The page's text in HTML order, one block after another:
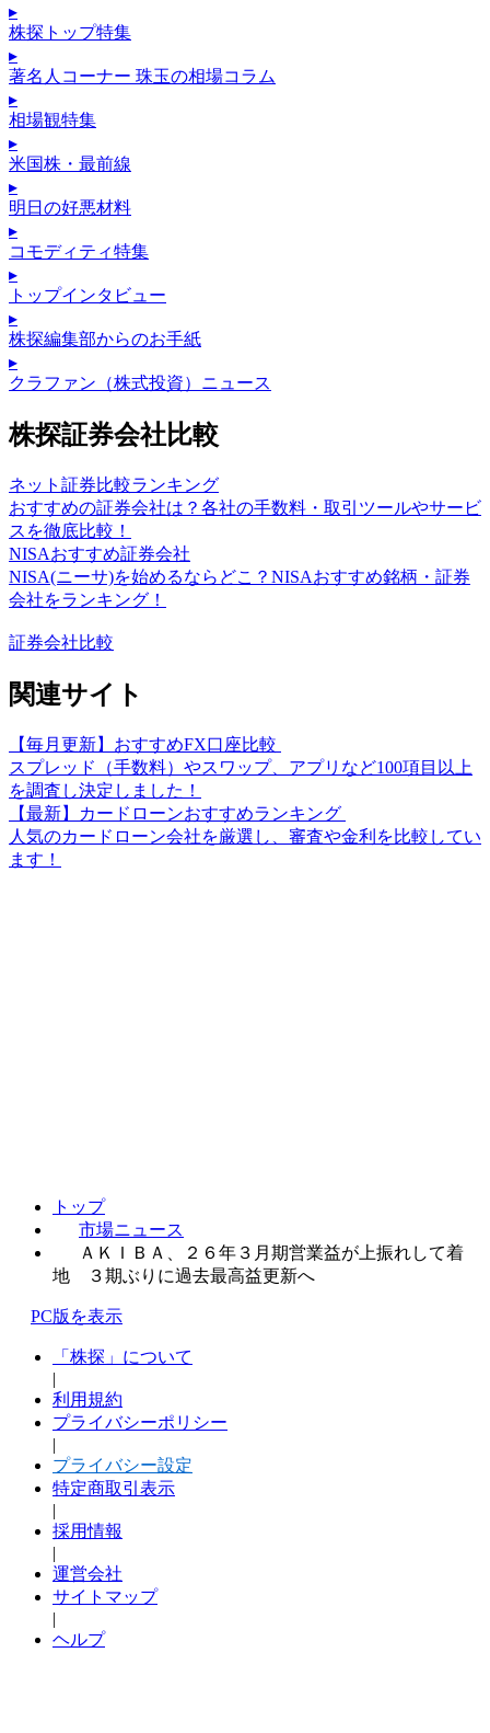
▸
株探トップ特集
▸
著名人コーナー 珠玉の相場コラム
▸
相場観特集
▸
米国株・最前線
▸
明日の好悪材料
▸
コモディティ特集
▸
トップインタビュー
▸
株探編集部からのお手紙
▸
クラファン（株式投資）ニュース
株探証券会社比較
ネット証券比較ランキング
おすすめの証券会社は？各社の手数料・取引ツールやサービ
スを徹底比較！
NISAおすすめ証券会社
NISA(ニーサ)を始めるならどこ？NISAおすすめ銘柄・証券
会社をランキング！
証券会社比較
関連サイト
【毎月更新】おすすめFX口座比較
スプレッド（手数料）やスワップ、アプリなど100項目以上
を調査し決定しました！
【最新】カードローンおすすめランキング
人気のカードローン会社を厳選し、審査や金利を比較してい
ます！
トップ
市場ニュース
ＡＫＩＢＡ、２６年３月期営業益が上振れして着
地 ３期ぶりに過去最高益更新へ
PC版を表示
「株探」について
|
利用規約
プライバシーポリシー
|
プライバシー設定
特定商取引表示
|
採用情報
|
運営会社
サイトマップ
|
ヘルプ